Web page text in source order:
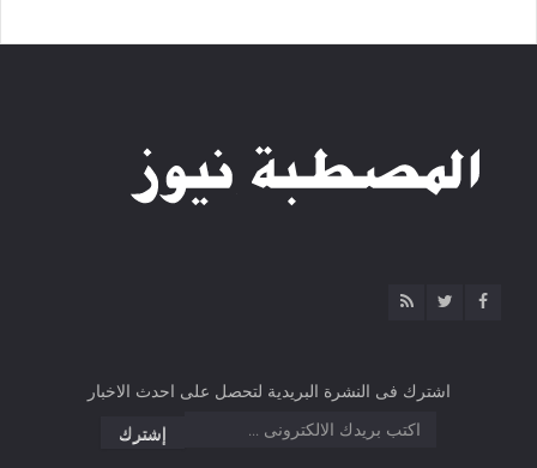
اشترك فى النشرة البريدية لتحصل على احدث الاخبار